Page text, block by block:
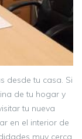
desde tu casa. Si
de tu hogar y
tu nueva
en el interior de
muy cerca